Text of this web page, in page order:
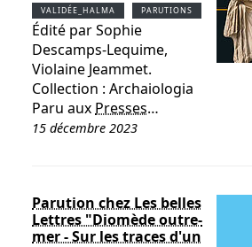
VALIDÉE_HALMA PARUTIONS
Édité par Sophie
Descamps-Lequime,
Violaine Jeammet.
Collection : Archaiologia
Paru aux Presses…
15 décembre 2023
Parution chez Les belles
Lettres "Diomède outre-
mer - Sur les traces d'un